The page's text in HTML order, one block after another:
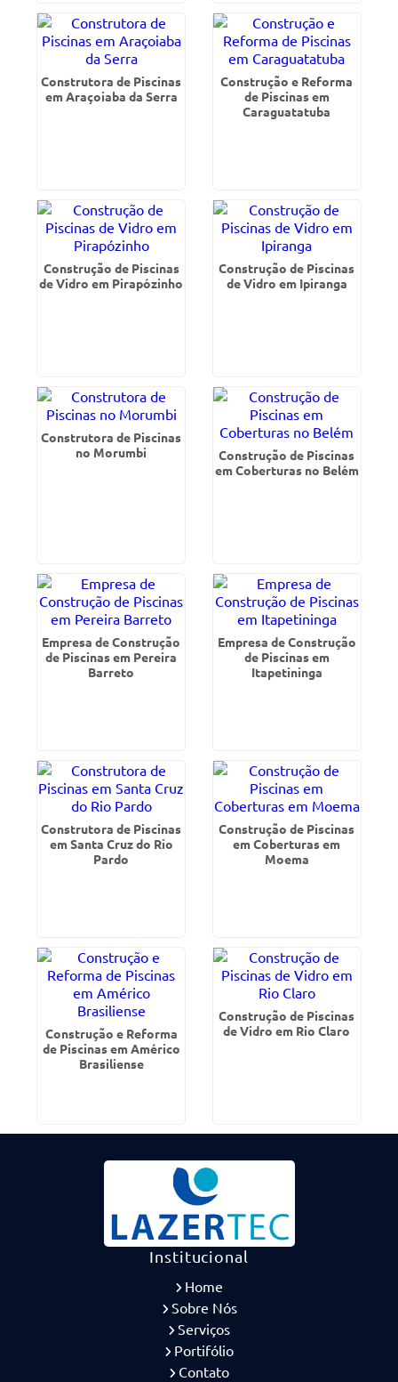
Construtora de Piscinas
em Araçoiaba da Serra
Construção e Reforma
de Piscinas em
Caraguatatuba
Construção de Piscinas
de Vidro em Pirapózinho
Construção de Piscinas
de Vidro em Ipiranga
Construtora de Piscinas
no Morumbi
Construção de Piscinas
em Coberturas no Belém
Empresa de Construção
de Piscinas em Pereira
Barreto
Empresa de Construção
de Piscinas em
Itapetininga
Construtora de Piscinas
em Santa Cruz do Rio
Pardo
Construção de Piscinas
em Coberturas em
Moema
Construção e Reforma
de Piscinas em Américo
Brasiliense
Construção de Piscinas
de Vidro em Rio Claro
Institucional
Home
Sobre Nós
Serviços
Portifólio
Contato